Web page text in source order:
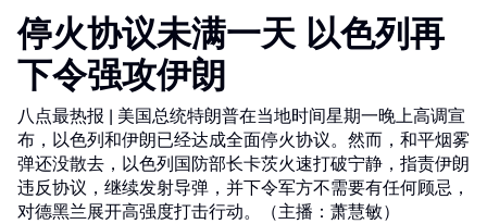
停火协议未满一天 以色列再
下令强攻伊朗
八点最热报 | 美国总统特朗普在当地时间星期一晚上高调宣
布，以色列和伊朗已经达成全面停火协议。然而，和平烟雾
弹还没散去，以色列国防部长卡茨火速打破宁静，指责伊朗
违反协议，继续发射导弹，并下令军方不需要有任何顾忌，
对德黑兰展开高强度打击行动。（主播：萧慧敏）